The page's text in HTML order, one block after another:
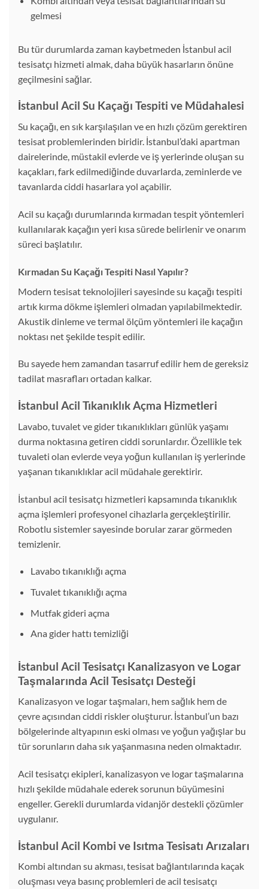
gelmesi
Bu tür durumlarda zaman kaybetmeden İstanbul acil
tesisatçı hizmeti almak, daha büyük hasarların önüne
geçilmesini sağlar.
İstanbul Acil Su Kaçağı Tespiti ve Müdahalesi
Su kaçağı, en sık karşılaşılan ve en hızlı çözüm gerektiren
tesisat problemlerinden biridir. İstanbul’daki apartman
dairelerinde, müstakil evlerde ve iş yerlerinde oluşan su
kaçakları, fark edilmediğinde duvarlarda, zeminlerde ve
tavanlarda ciddi hasarlara yol açabilir.
Acil su kaçağı durumlarında kırmadan tespit yöntemleri
kullanılarak kaçağın yeri kısa sürede belirlenir ve onarım
süreci başlatılır.
Kırmadan Su Kaçağı Tespiti Nasıl Yapılır?
Modern tesisat teknolojileri sayesinde su kaçağı tespiti
artık kırma dökme işlemleri olmadan yapılabilmektedir.
Akustik dinleme ve termal ölçüm yöntemleri ile kaçağın
noktası net şekilde tespit edilir.
Bu sayede hem zamandan tasarruf edilir hem de gereksiz
tadilat masrafları ortadan kalkar.
İstanbul Acil Tıkanıklık Açma Hizmetleri
Lavabo, tuvalet ve gider tıkanıklıkları günlük yaşamı
durma noktasına getiren ciddi sorunlardır. Özellikle tek
tuvaleti olan evlerde veya yoğun kullanılan iş yerlerinde
yaşanan tıkanıklıklar acil müdahale gerektirir.
İstanbul acil tesisatçı hizmetleri kapsamında tıkanıklık
açma işlemleri profesyonel cihazlarla gerçekleştirilir.
Robotlu sistemler sayesinde borular zarar görmeden
temizlenir.
Lavabo tıkanıklığı açma
Tuvalet tıkanıklığı açma
Mutfak gideri açma
Ana gider hattı temizliği
İstanbul Acil Tesisatçı Kanalizasyon ve Logar
Taşmalarında Acil Tesisatçı Desteği
Kanalizasyon ve logar taşmaları, hem sağlık hem de
çevre açısından ciddi riskler oluşturur. İstanbul’un bazı
bölgelerinde altyapının eski olması ve yoğun yağışlar bu
tür sorunların daha sık yaşanmasına neden olmaktadır.
Acil tesisatçı ekipleri, kanalizasyon ve logar taşmalarına
hızlı şekilde müdahale ederek sorunun büyümesini
engeller. Gerekli durumlarda vidanjör destekli çözümler
uygulanır.
İstanbul Acil Kombi ve Isıtma Tesisatı Arızaları
Kombi altından su akması, tesisat bağlantılarında kaçak
oluşması veya basınç problemleri de acil tesisatçı